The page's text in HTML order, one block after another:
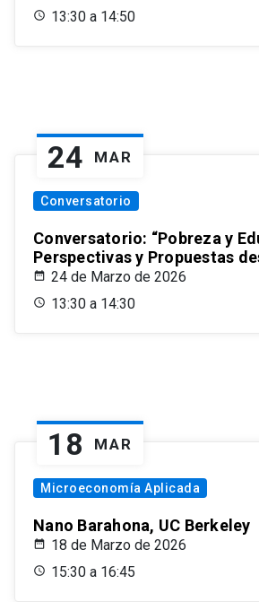
13:30 a 14:50
24 MAR
Conversatorio
Conversatorio: “Pobreza y
Perspectivas y Propuestas
24 de Marzo de 2026
13:30 a 14:30
18 MAR
Microeconomía Aplicada
Nano Barahona, UC Berkeley
18 de Marzo de 2026
15:30 a 16:45